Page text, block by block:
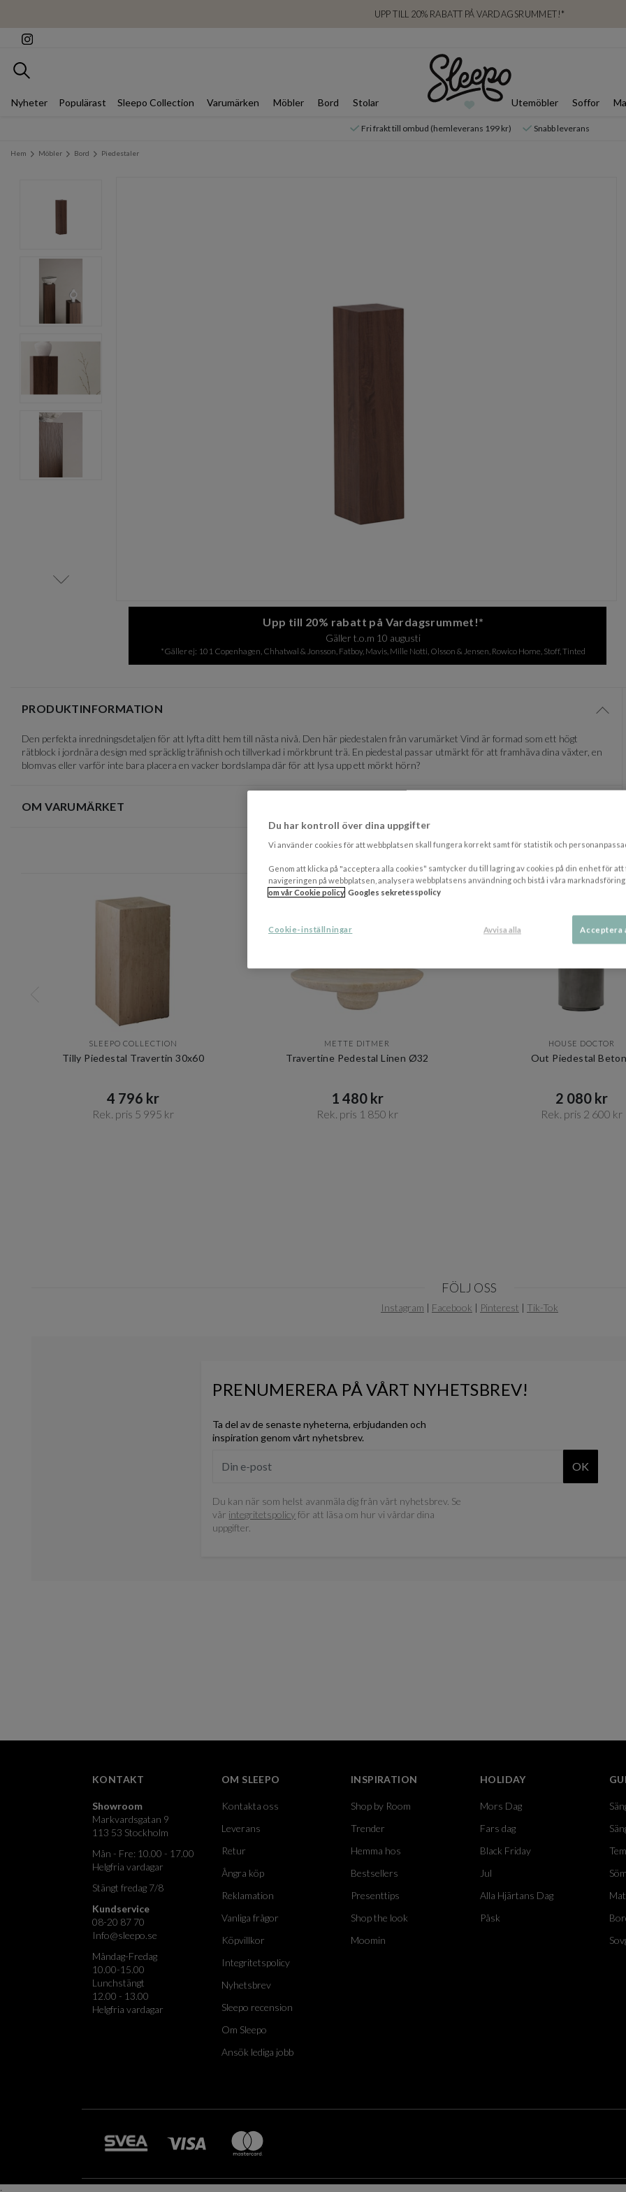
UPP TILL 20% RABATT PÅ VARDAGSRUMMET!*
Sök
Nyheter Populärast Sleepo Collection Varumärken Möbler Bord Stolar Utemöbler Soffor
Fri frakt till ombud (hemleverans 199 kr) Snabb leverans
Hem Möbler Bord Piedestaler
Item
Upp till 20% rabatt på Vardagsrummet!*
Gäller t.o.m 10 augusti
*Gäller ej: 101 Copenhagen, Chhatwal & Jonsson, Fatboy, Mavis, Mille Notti, Olsson & Jensen, Rowico Home, Stoff, Tinted
PRODUKTINFORMATION
Den perfekta inredningsdetaljen för att lyfta ditt hem till nästa nivå. Den här piedestalen från varumärket Vind är formad som ett högt
rätblock i jordnära design med spräcklig träfinish och tillverkad i mörkbrunt trä. En piedestal passar utmärkt för att framhäva dina växter, en
blomvas eller varför inte bara placera en vacker bordslampa där för att lysa upp ett mörkt hörn?
OM VARUMÄRKET
DU KANSKE OCKSÅ GILLAR
SLEEPO COLLECTION
Tilly Piedestal Travertin 30x60
4 796 kr​​
Rek. pris 5 995 kr​​
METTE DITMER
Travertine Pedestal Linen Ø32
1 480 kr​​
Rek. pris 1 850 kr​​
HOUSE DOCTOR
Out Piedestal
2 080 kr​​
Rek. pris 2 600 kr​​
FÖLJ OSS
Instagram | Facebook | Pinterest | Tik-Tok
PRENUMERERA PÅ VÅRT NYHETSBREV!
Ta del av de senaste nyheterna, erbjudanden och
inspiration genom vårt nyhetsbrev.
OK
Du kan när som helst avanmäla dig från vårt nyhetsbrev. Se
vår integritetspolicyför att läsa om hur vi vårdar dina
uppgifter.
KONTAKT
Showroom
Markvardsgatan 9
113 53 Stockholm
Mån - Fre: 10.00 - 17.00
Helgfria vardagar
Stängt fredag 7/8
Kundservice
08-20 87 70
Info@sleepo.se
Måndag-Fredag
10.00-15.00
Lunchstängt
12.00 - 13.00
Helgfria vardagar
OM SLEEPO
Kontakta oss
Leverans
Retur
Ångra köp
Reklamation
Vanliga frågor
Köpvillkor
Integritetspolicy
Nyhetsbrev
Sleepo recension
Om Sleepo
Ansök lediga jobb
INSPIRATION
Shop by Room
Trender
Hemma hos
Bestsellers
Presenttips
Shop the look
Moomin
HOLIDAY
Mors Dag
Fars dag
Black Friday
Jul
Alla Hjärtans Dag
Påsk
Du har kontroll över dina uppgifter
Vi använder cookies för att webbplatsen skall fungera korrekt samt för statistik och
Genom att klicka på "acceptera alla cookies" samtycker du till lagring av cookies på din enhet för
navigeringen på webbplatsen, analysera webbplatsens användning och bistå i våra
om vår Cookie policy Googles sekretesspolicy
Cookie-inställningar Avvisa alla Acceptera